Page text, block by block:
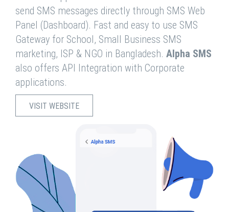
send SMS messages directly through SMS Web
Panel (Dashboard). Fast and easy to use SMS
Gateway for School, Small Business SMS
marketing, ISP & NGO in Bangladesh. Alpha SMS
also offers API Integration with Corporate
applications.
VISIT WEBSITE